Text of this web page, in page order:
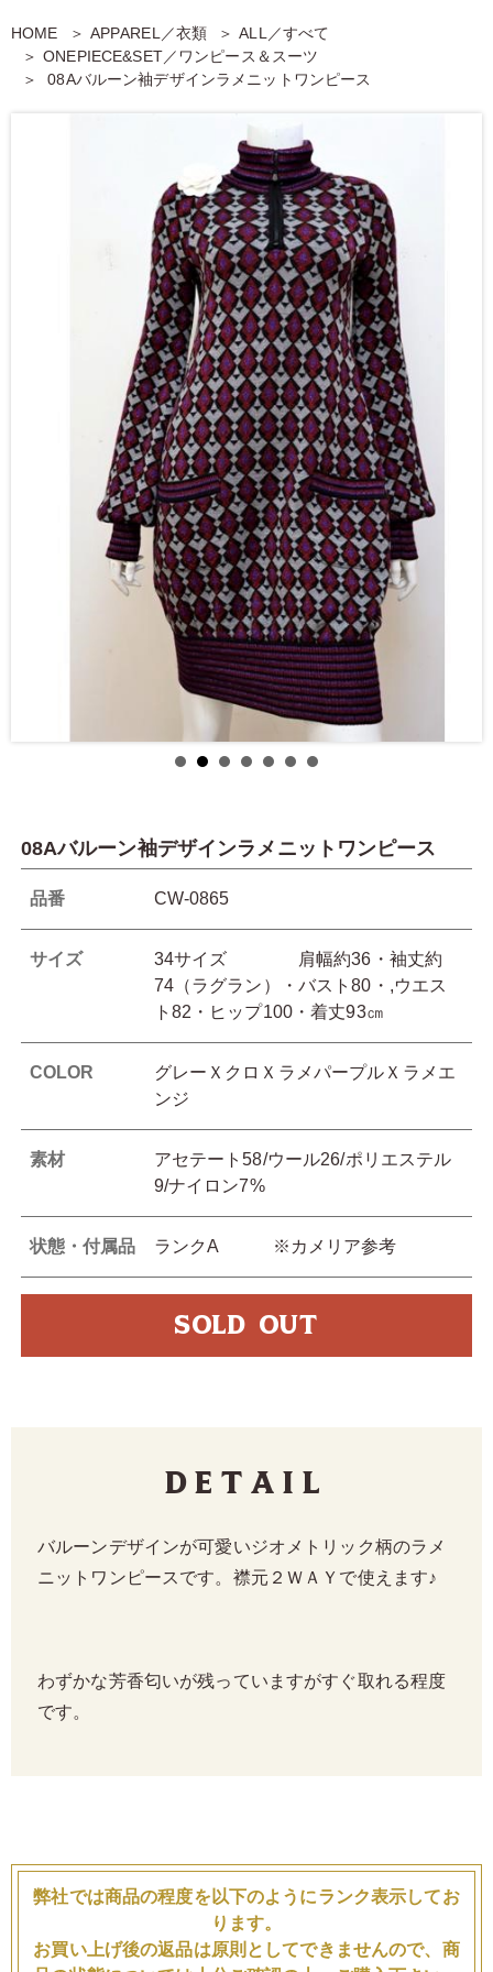
HOME APPAREL／衣類
ALL／すべて
ONEPIECE&SET／ワンピース＆スーツ
08Aバルーン袖デザインラメニットワンピース
08Aバルーン袖デザインラメニットワンピース
品番 CW-0865
サイズ
34サイズ 肩幅約36・袖丈約
74（ラグラン）・バスト80・,ウエス
ト82・ヒップ100・着丈93㎝
COLOR
グレーＸクロＸラメパープルＸラメエ
ンジ
素材
アセテート58/ウール26/ポリエステル
9/ナイロン7%
状態・付属品 ランクA ※カメリア参考
SOLD OUT
Detail
バルーンデザインが可愛いジオメトリック柄のラメ
ニットワンピースです。襟元２ＷＡＹで使えます♪
わずかな芳香匂いが残っていますがすぐ取れる程度
です。
弊社では商品の程度を以下のようにランク表示してお
ります。
お買い上げ後の返品は原則としてできませんので、商